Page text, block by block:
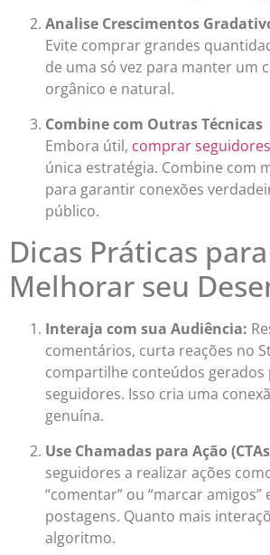
Analise Crescimentos
Evite comprar grandes
de uma só vez para manter um
orgânico e natural.
Combine com Outras Técnicas
Embora útil, comprar seguidores
única estratégia. Combine com
para garantir conexões
público.
Dicas Práticas para
Melhorar seu
Interaja com sua Audiência:
comentários, curta reações no
compartilhe conteúdos gerados
seguidores. Isso cria uma
genuína.
Use Chamadas para Ação
seguidores a realizar ações
“comentar” ou “marcar amigos”
postagens. Quanto mais
algoritmo.